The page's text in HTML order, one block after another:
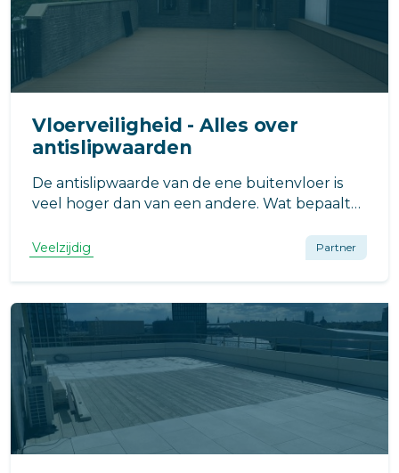
Vloerveiligheid - Alles over
antislipwaarden
De antislipwaarde van de ene buitenvloer is
veel hoger dan van een andere. Wat bepaalt
zo'n fijn materiaal voor het verhogen van
vloerveiligheid? Hieronder leggen we het aan
je uit.
Veelzijdig Partner